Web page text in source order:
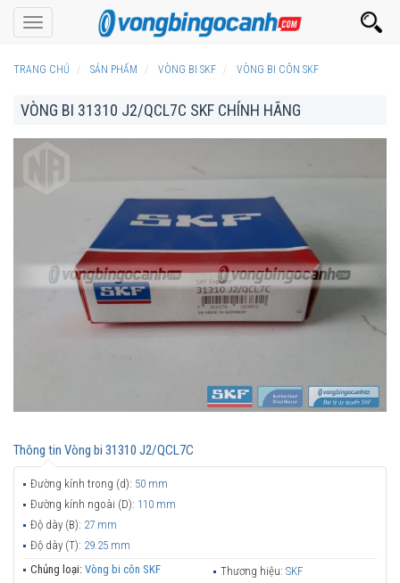
Toggle
navigation
TRANG CHỦ SẢN PHẨM VÒNG BI SKF VÒNG BI CÔN SKF
VÒNG BI 31310 J2/QCL7C SKF CHÍNH HÃNG
Thông tin Vòng bi 31310 J2/QCL7C
Đường kính trong (d): 50 mm
Đường kính ngoài (D): 110 mm
Độ dày (B): 27 mm
Độ dày (T): 29.25 mm
Chủng loại: Vòng bi côn SKF Thương hiệu: SKF